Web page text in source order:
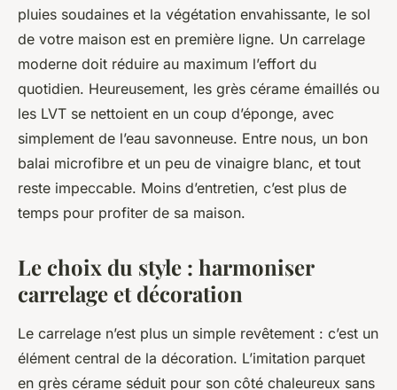
pluies soudaines et la végétation envahissante, le sol
de votre maison est en première ligne. Un carrelage
moderne doit réduire au maximum l’effort du
quotidien. Heureusement, les grès cérame émaillés ou
les LVT se nettoient en un coup d’éponge, avec
simplement de l’eau savonneuse. Entre nous, un bon
balai microfibre et un peu de vinaigre blanc, et tout
reste impeccable. Moins d’entretien, c’est plus de
temps pour profiter de sa maison.
Le choix du style : harmoniser
carrelage et décoration
Le carrelage n’est plus un simple revêtement : c’est un
élément central de la décoration. L’imitation parquet
en grès cérame séduit pour son côté chaleureux sans